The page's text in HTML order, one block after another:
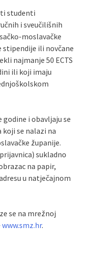
studenti
i sveučilišnih
moslavačke
stipendije ili novčane
najmanje 50 ECTS
ili koji imaju
godine i obavljaju se
se nalazi na
županije.
sukladno
na papir,
u natječajnom
se na mrežnoj
www.smz.hr.